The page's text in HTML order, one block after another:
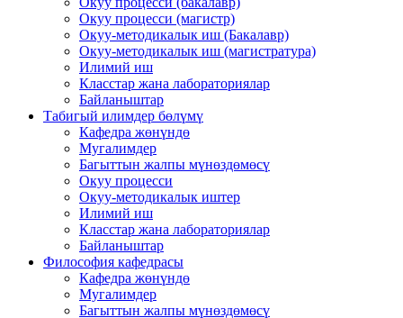
Окуу процесси (магистр)
Окуу-методикалык иш (Бакалавр)
Окуу-методикалык иш (магистратура)
Илимий иш
Класстар жана лабораториялар
Байланыштар
Табигый илимдер бөлүмү
Кафедра жөнүндө
Мугалимдер
Багыттын жалпы мүнөздөмөсү
Окуу процесси
Окуу-методикалык иштер
Илимий иш
Класстар жана лабораториялар
Байланыштар
Философия кафедрасы
Кафедра жөнүндө
Мугалимдер
Багыттын жалпы мүнөздөмөсү